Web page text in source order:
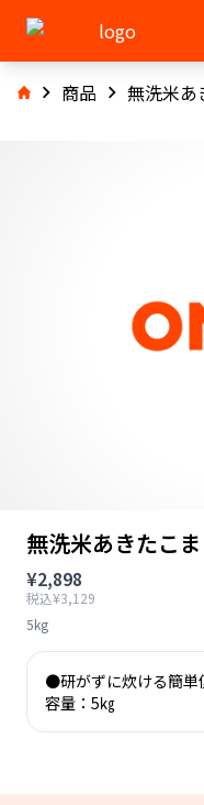
商品 無洗米あ
無洗米あきたこ
¥2,898
税込¥3,129
5kg
●研がずに炊ける簡単
容量：5㎏